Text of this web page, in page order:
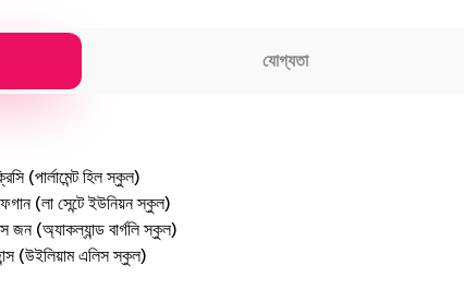
যোগ্যতা
(পার্লামেন্ট হিল স্কুল)
(লা সেন্টে ইউনিয়ন স্কুল)
জন (অ্যাকল্যান্ড বার্গলি স্কুল)
(উইলিয়াম এলিস স্কুল)